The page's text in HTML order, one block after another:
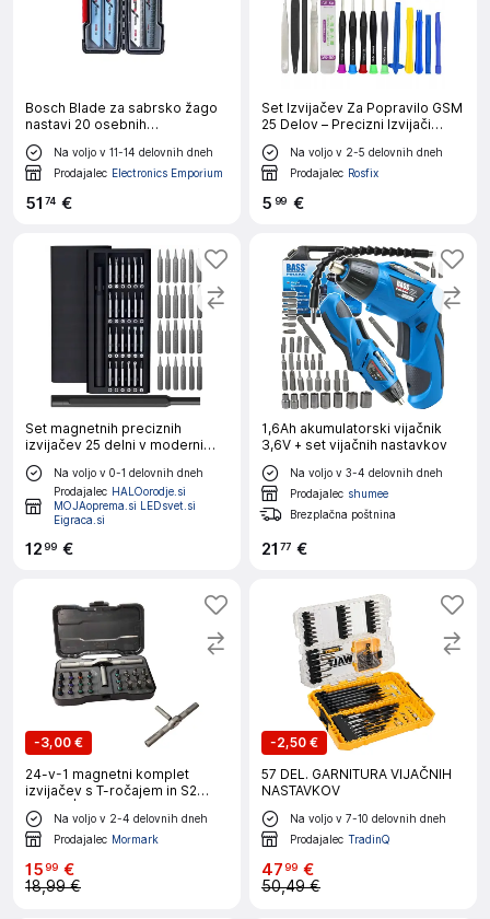
Bosch Blade za sabrsko žago
nastavi 20 osebnih
računalnikov. Les / kovina
Na voljo v 11-14 delovnih dneh
Prodajalec Electronics Emporium
51 74 €
Set Izvijačev Za Popravilo GSM
25 Delov – Precizni Izvijači
TORX, Ploščati, Pentalobe,
Pinceta, Vakuumske Priseske
Na voljo v 2-5 delovnih dneh
Prodajalec Rosfix
5 99 €
Set magnetnih preciznih
izvijačev 25 delni v moderni
škatlici S-2
Na voljo v 0-1 delovnih dneh
Prodajalec HALOorodje.si
MOJAoprema.si LEDsvet.si
Eigraca.si
1299 €
1,6Ah akumulatorski vijačnik
3,6V + set vijačnih nastavkov
Na voljo v 3-4 delovnih dneh
Prodajalec shumee
Brezplačna poštnina
21 77 €
-3,00 €
24-v-1 magnetni komplet
izvijačev s T-ročajem in S2
jeklom | MAGNESCREW
Na voljo v 2-4 delovnih dneh
Prodajalec Mormark
1599 €
18,99 €
-2,50 €
57 DEL. GARNITURA VIJAČNIH
NASTAVKOV
Na voljo v 7-10 delovnih dneh
Prodajalec TradinQ
4799 €
50,49 €